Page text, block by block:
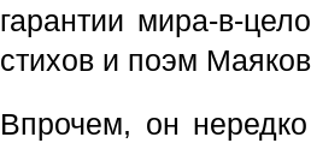
гарантии мира-в-
стихов и поэм
Впрочем, он